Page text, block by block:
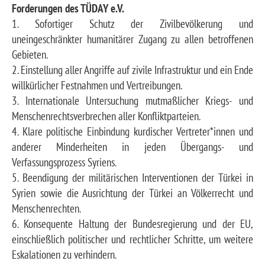
Forderungen des TÜDAY e.V.
1. Sofortiger Schutz der Zivilbevölkerung und
uneingeschränkter humanitärer Zugang zu allen betroffenen
Gebieten.
2. Einstellung aller Angriffe auf zivile Infrastruktur und ein Ende
willkürlicher Festnahmen und Vertreibungen.
3. Internationale Untersuchung mutmaßlicher Kriegs- und
Menschenrechtsverbrechen aller Konfliktparteien.
4. Klare politische Einbindung kurdischer Vertreter*innen und
anderer Minderheiten in jeden Übergangs- und
Verfassungsprozess Syriens.
5. Beendigung der militärischen Interventionen der Türkei in
Syrien sowie die Ausrichtung der Türkei an Völkerrecht und
Menschenrechten.
6. Konsequente Haltung der Bundesregierung und der EU,
einschließlich politischer und rechtlicher Schritte, um weitere
Eskalationen zu verhindern.